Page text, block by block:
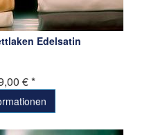
Edelsatin
€ *